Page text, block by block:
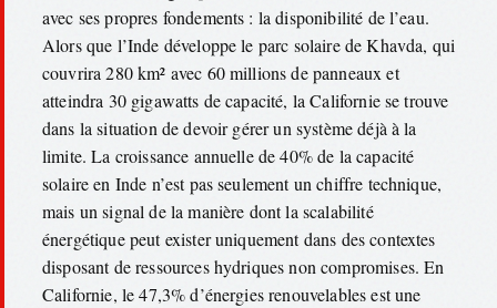
avec ses propres fondements : la disponibilité de l’eau.
Alors que l’Inde développe le parc solaire de Khavda, qui
couvrira 280 km² avec 60 millions de panneaux et
atteindra 30 gigawatts de capacité, la Californie se trouve
dans la situation de devoir gérer un système déjà à la
limite. La croissance annuelle de 40% de la capacité
solaire en Inde n’est pas seulement un chiffre technique,
mais un signal de la manière dont la scalabilité
énergétique peut exister uniquement dans des contextes
disposant de ressources hydriques non compromises. En
Californie, le 47,3% d’énergies renouvelables est une